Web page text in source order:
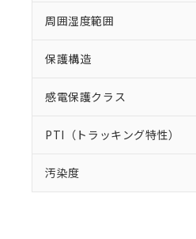
周囲湿度範囲
保護構造
感電保護クラス
PTI（トラッキング特性）
汚染度